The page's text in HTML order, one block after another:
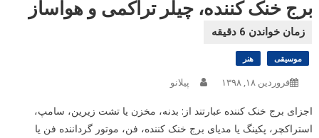
برج خنک کننده، چیلر تراکمی و هواساز
موسیقی هنر
فروردین ۱۸, ۱۳۹۸ پیلانو
اجزای برج خنک کننده عبارتند از: بدنه، مخزن یا تشت زیرین، سامپ،
استراکچر، پکینگ یا مدیای برج خنک کننده، فن، موتور گرداننده فن یا